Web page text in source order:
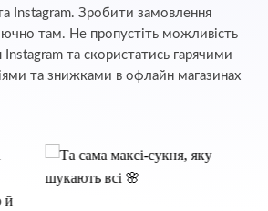
Instagram. Зробити замовлення
там. Не пропустіть можливість
Instagram та скористатись гарячими
та знижками в офлайн магазинах